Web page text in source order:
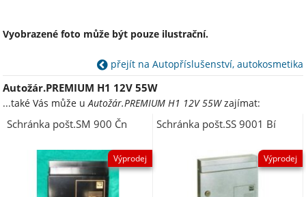
Vyobrazené foto může být pouze ilustrační.
přejít na Autopříslušenství, autokosmetika
Autožár.PREMIUM H1 12V 55W
...také Vás může uAutožár.PREMIUM H1 12V 55Wzajímat:
Schránka pošt.SM 900 Čn
Výprodej
Schránka pošt.SS 9001 Bí
Výprodej